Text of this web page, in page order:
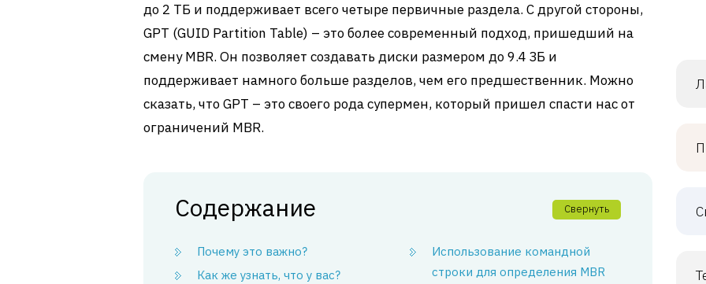
до 2 ТБ и поддерживает всего четыре первичные раздела. С другой стороны,
GPT (GUID Partition Table) – это более современный подход, пришедший на
смену MBR. Он позволяет создавать диски размером до 9.4 ЗБ и
поддерживает намного больше разделов, чем его предшественник. Можно
сказать, что GPT – это своего рода супермен, который пришел спасти нас от
ограничений MBR.
Содержание Свернуть
Почему это важно?
Как же узнать, что у вас?
Использование командной
строки для определения MBR